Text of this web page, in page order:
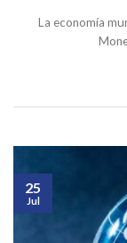
La economía
25
Jul